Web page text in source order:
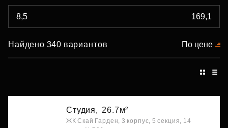
Найдено 340 вариантов По цене
Студия, 26.7м²
ЖК Скай Гарден, 3 корпус, 5 секция, 14